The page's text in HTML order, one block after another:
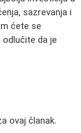
sazrevanja i
ćete se
da je
ovaj članak.